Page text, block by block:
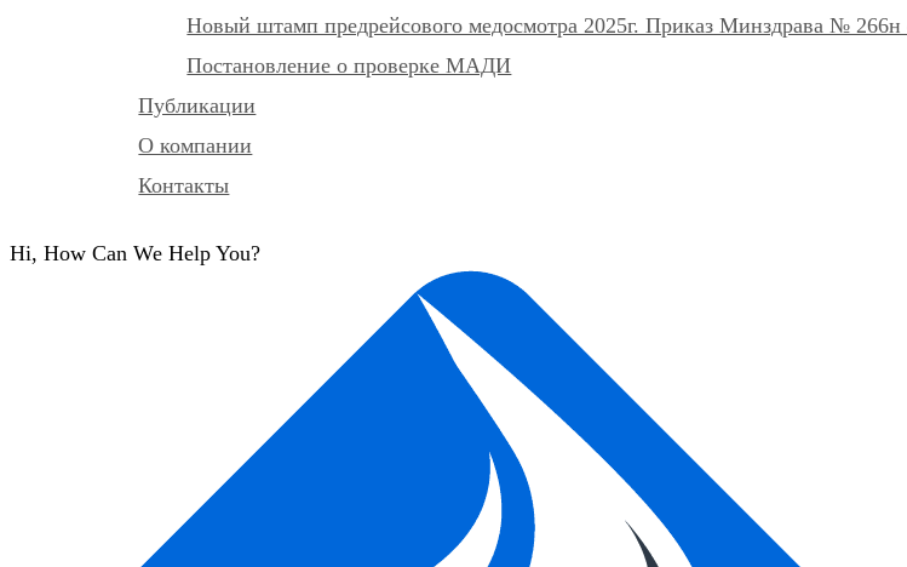
Новый штамп предрейсового медосмотра 2025г. Приказ Минздрава № 266н
Постановление о проверке МАДИ
Публикации
О компании
Контакты
Hi, How Can We Help You?